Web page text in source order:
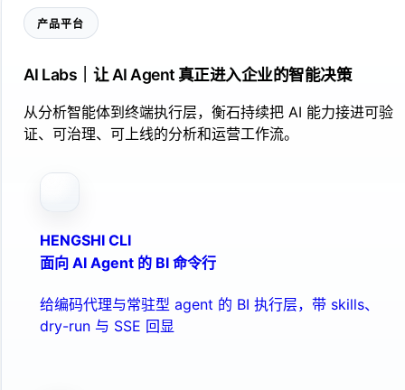
产品平台
AI Labs｜让 AI Agent 真正进入企业的智能决策
从分析智能体到终端执行层，衡石持续把 AI 能力接进可验
证、可治理、可上线的分析和运营工作流。
HENGSHI CLI
面向 AI Agent 的 BI 命令行
给编码代理与常驻型 agent 的 BI 执行层，带 skills、
dry-run 与 SSE 回显